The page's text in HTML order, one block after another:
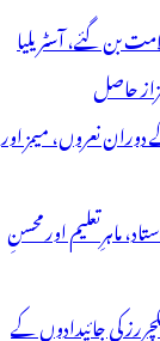
بن گئے، آسٹریلیا
حاصل
نعروں، میمز اور
ماہرِتعلیم اور محسنِ
کی جائیدادوں کے